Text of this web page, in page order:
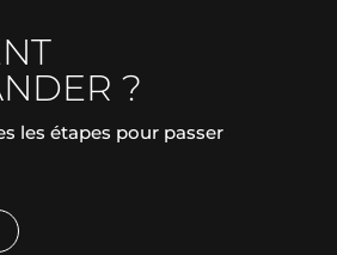
?
les étapes pour passer